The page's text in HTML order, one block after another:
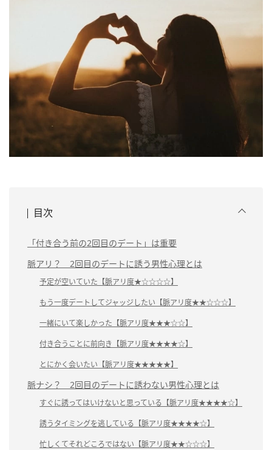
目次
「付き合う前の2回目のデート」は重要
脈アリ？ 2回目のデートに誘う男性心理とは
予定が空いていた【脈アリ度★☆☆☆☆】
もう一度デートしてジャッジしたい【脈アリ度★★☆☆☆】
一緒にいて楽しかった【脈アリ度★★★☆☆】
付き合うことに前向き【脈アリ度★★★★☆】
とにかく会いたい【脈アリ度★★★★★】
脈ナシ？ 2回目のデートに誘わない男性心理とは
すぐに誘ってはいけないと思っている【脈アリ度★★★★☆】
誘うタイミングを逃している【脈アリ度★★★★☆】
忙しくてそれどころではない【脈アリ度★★☆☆☆】